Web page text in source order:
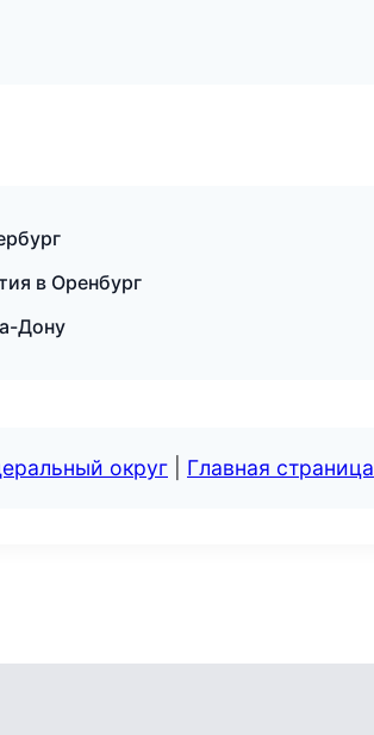
в Оренбург
Дону
округ Главная страница